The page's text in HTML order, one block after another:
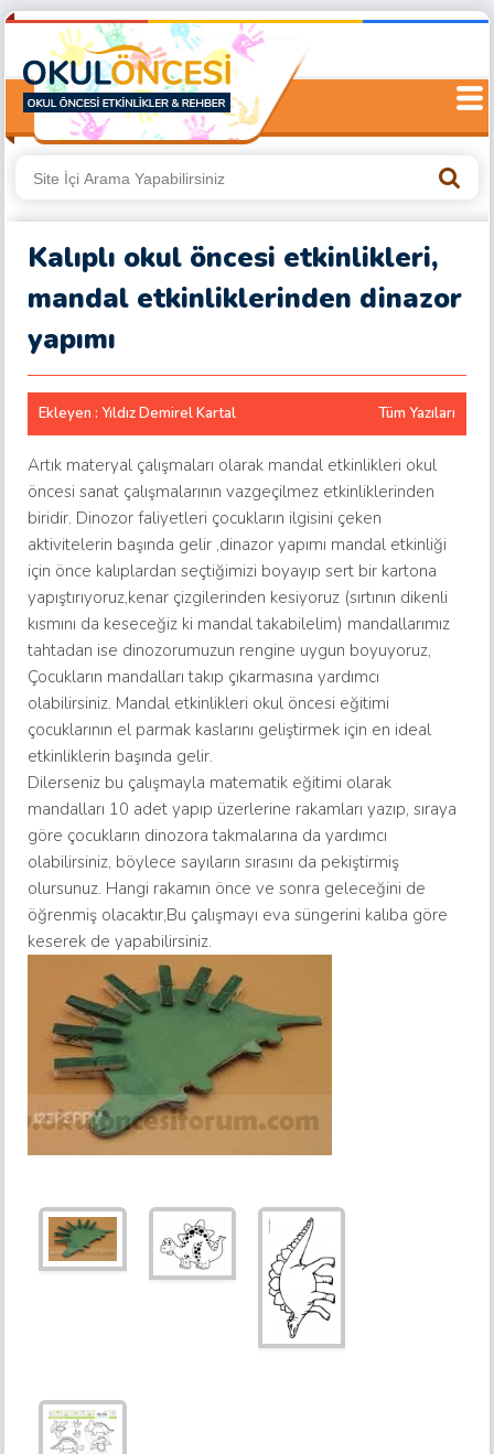
Kalıplı okul öncesi etkinlikleri,
mandal etkinliklerinden dinazor
yapımı
Ekleyen : Yıldız Demirel Kartal Tüm Yazıları
Artık materyal çalışmaları olarak mandal etkinlikleri okul
öncesi sanat çalışmalarının vazgeçilmez etkinliklerinden
biridir. Dinozor faliyetleri çocukların ilgisini çeken
aktivitelerin başında gelir ,dinazor yapımı mandal etkinliği
için önce kalıplardan seçtiğimizi boyayıp sert bir kartona
yapıştırıyoruz,kenar çizgilerinden kesiyoruz (sırtının dikenli
kısmını da keseceğiz ki mandal takabilelim) mandallarımız
tahtadan ise dinozorumuzun rengine uygun boyuyoruz,
Çocukların mandalları takıp çıkarmasına yardımcı
olabilirsiniz. Mandal etkinlikleri okul öncesi eğitimi
çocuklarının el parmak kaslarını geliştirmek için en ideal
etkinliklerin başında gelir.
Dilerseniz bu çalışmayla matematik eğitimi olarak
mandalları 10 adet yapıp üzerlerine rakamları yazıp, sıraya
göre çocukların dinozora takmalarına da yardımcı
olabilirsiniz, böylece sayıların sırasını da pekiştirmiş
olursunuz. Hangi rakamın önce ve sonra geleceğini de
öğrenmiş olacaktır,Bu çalışmayı eva süngerini kalıba göre
keserek de yapabilirsiniz.